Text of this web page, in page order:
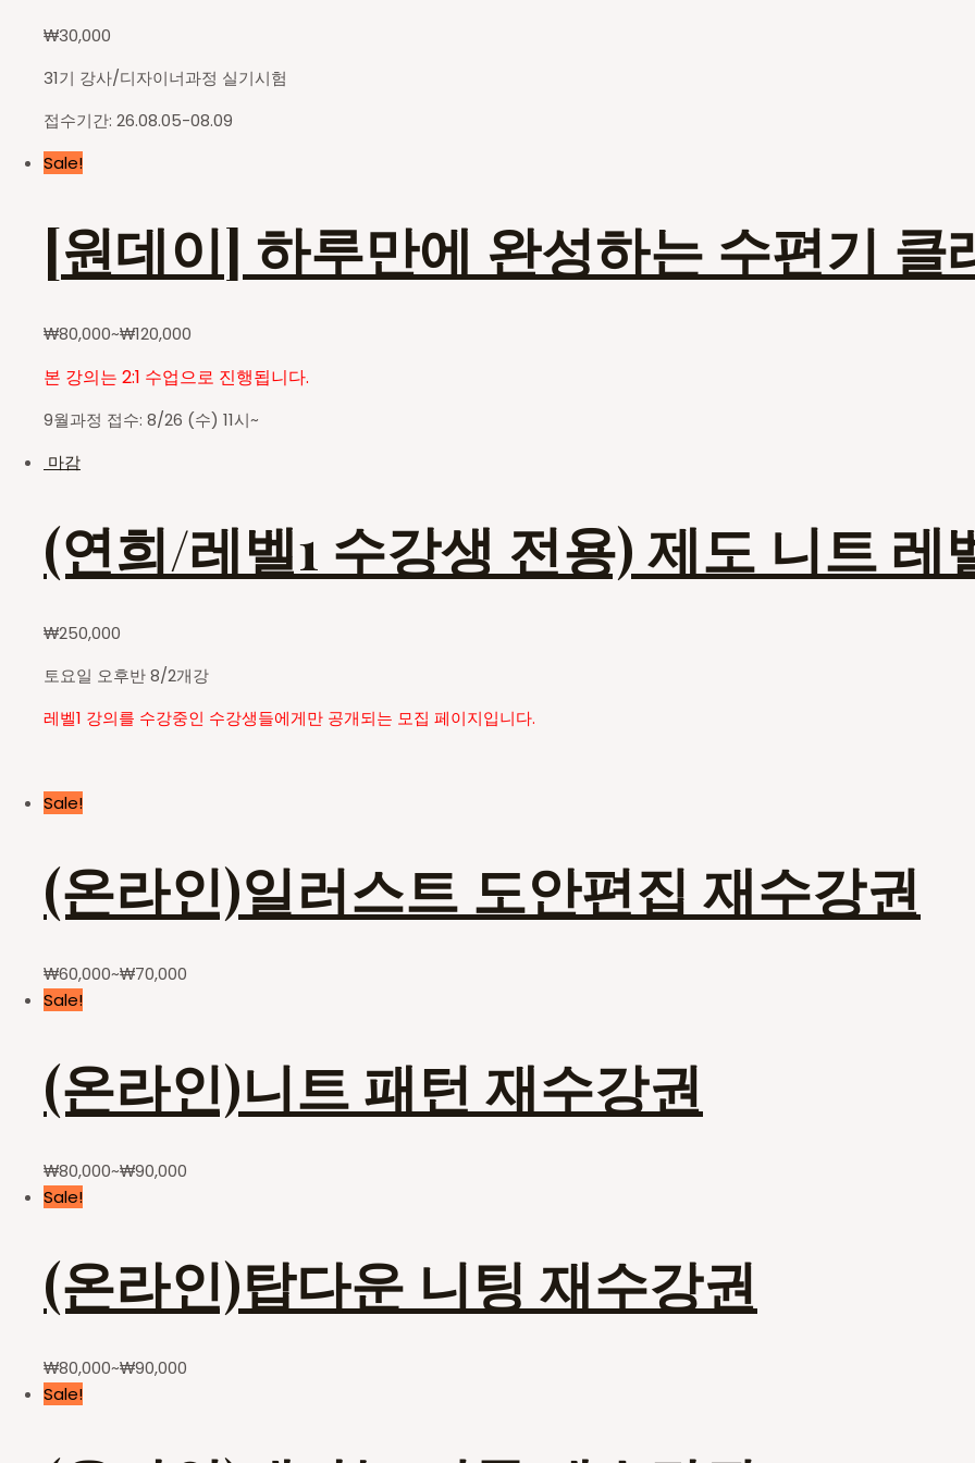
₩30,000
31기 강사/디자이너과정 실기시험
접수기간: 26.08.05-08.09
Sale!
[원데이] 하루만에 완성하는 수편기 클
₩80,000~₩120,000
본 강의는 2:1 수업으로 진행됩니다.
9월과정 접수: 8/26 (수) 11시~
마감
(연희/레벨1 수강생 전용) 제도 니트 레
₩250,000
토요일 오후반 8/2개강
레벨1 강의를 수강중인 수강생들에게만 공개되는 모집 페이지입니다.
Sale!
(온라인)일러스트 도안편집 재수강권
₩60,000~₩70,000
Sale!
(온라인)니트 패턴 재수강권
₩80,000~₩90,000
Sale!
(온라인)탑다운 니팅 재수강권
₩80,000~₩90,000
Sale!